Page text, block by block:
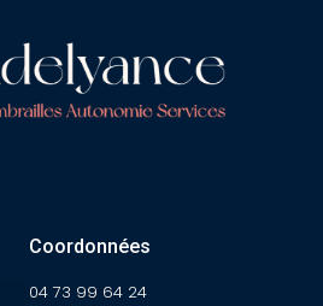
Coordonnées
04 73 99 64 24